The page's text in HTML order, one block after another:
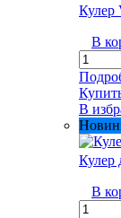
Кулер
В
В
Кулер
В